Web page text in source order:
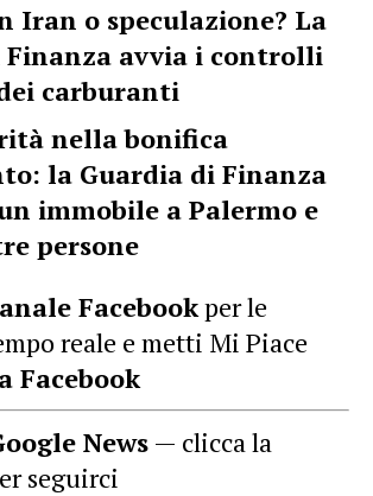
Iran o speculazione? La
Finanza avvia i controlli
carburanti
nella bonifica
la Guardia di Finanza
immobile a Palermo e
persone
Facebookper le
reale e metti Mi Piace
Facebook
News — clicca la
seguirci